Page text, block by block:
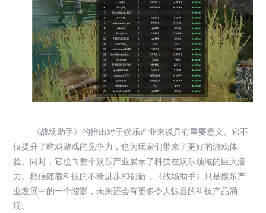
《战场助手》的推出对于娱乐产业来说具有重要意义。它不
仅提升了吃鸡游戏的竞争力，也为玩家们带来了更好的游戏体
验。同时，它也向整个娱乐产业展示了科技在娱乐领域的巨大潜
力。相信随着科技的不断进步和创新，《战场助手》只是娱乐产
业发展中的一个缩影，未来还会有更多令人惊喜的科技产品涌
现。